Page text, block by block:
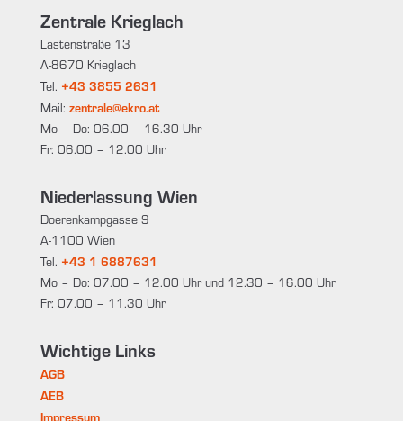
Zentrale Krieglach
Lastenstraße 13
A-8670 Krieglach
Tel. +43 3855 2631
Mail: zentrale@ekro.at
Mo – Do: 06.00 – 16.30 Uhr
Fr: 06.00 – 12.00 Uhr
Niederlassung Wien
Doerenkampgasse 9
A-1100 Wien
Tel. +43 1 6887631
Mo – Do: 07.00 – 12.00 Uhr und 12.30 – 16.00 Uhr
Fr: 07.00 – 11.30 Uhr
Wichtige Links
AGB
AEB
Impressum